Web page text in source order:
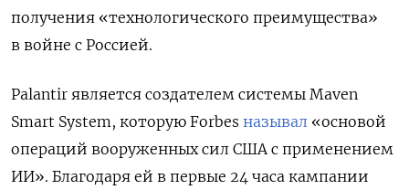
получения «технологического преимущества»
в войне с Россией.
Palantir является создателем системы Maven
Smart System, которую Forbes называл «основой
операций вооруженных сил США с применением
ИИ». Благодаря ей в первые 24 часа кампании